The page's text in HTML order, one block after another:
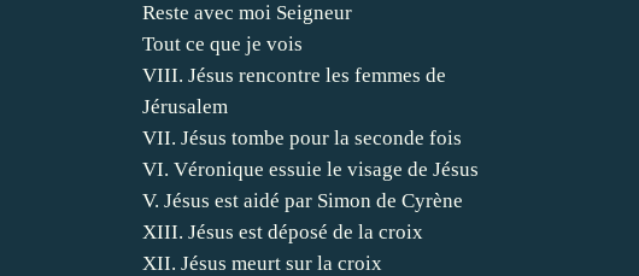
Reste avec moi Seigneur
Tout ce que je vois
VIII. Jésus rencontre les femmes de
Jérusalem
VII. Jésus tombe pour la seconde fois
VI. Véronique essuie le visage de Jésus
V. Jésus est aidé par Simon de Cyrène
XIII. Jésus est déposé de la croix
XII. Jésus meurt sur la croix